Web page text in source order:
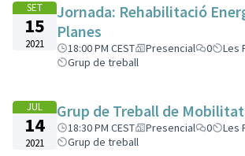
SET
15
2021
Jornada: Rehabilitació
Planes
18:00 PM CEST Presencial 0
Les
Grup de treball
JUL
14
2021
Grup de Treball de
18:30 PM CEST Presencial 0
Les
Grup de treball